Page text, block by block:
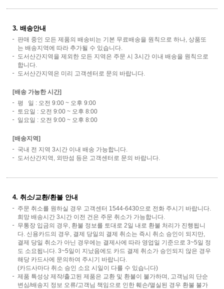
3. 배송안내
판매 중인 모든 제품의 배송비는 기본 무료배송을 원칙으로 하나, 상품또
는 배송지역에 따라 추가될 수 있습니다.
도서산간지역을 제외한 모든 지역은 주문 시 3시간 이내 배송을 원칙으로
합니다.
도서산간지역은 미리 고객센터로 문의 바랍니다.
[배송 가능한 시간]
평 일 : 오전 9:00 ~ 오후 9:00
토요일 : 오전 9:00 ~ 오후 8:00
일요일 : 오전 9:00 ~ 오후 8:00
[배송지역]
국내 전 지역 3시간 이내 배송 가능합니다.
도서산간지역, 외딴섬 등은 고객센터로 문의 바랍니다.
4. 취소/교환/환불 안내
주문 취소를 원하실 경우 고객센터 1544-6430으로 전화 주시기 바랍니다.
희망 배송시간 3시간 이전 건은 주문 취소가 가능합니다.
무통장 입금의 경우, 환불 정보를 토대로 2일 내로 환불 처리가 진행됩니
다. 신용카드의 경우, 결제 당일의 결제 취소는 즉시 취소 승인이 되지만,
결제 당일 취소가 아닌 경우에는 결제사에 따라 영업일 기준으로 3~5일 정
도 소요됩니다. 3~5일이 지났음에도 카드 결제 취소가 승인되지 않은 경우
해당 카드사에 문의하여 주시기 바랍니다.
(카드사마다 취소 승인 소요 시일이 다를 수 있습니다)
제품 특성상 제작/출고된 제품은 교환 및 환불이 불가하며, 고객님의 단순
변심/배송지 정보 오류/고객님 책임으로 인한 훼손/멸실된 경우 환불 불가